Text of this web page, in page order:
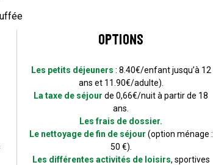
Options
Les petits déjeuners : 8.40€/enfant jusqu’à 12
ans et 11.90€/adulte).
La taxe de séjour de 0,66€/nuit à partir de 18
ans.
Les frais de dossier.
Le nettoyage de fin de séjour (option ménage :
50 €).
Les différentes activités de loisirs, sportives